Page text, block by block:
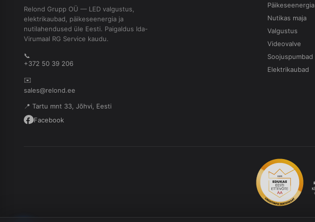
Relond Grupp OÜ — LED valgustus,
elektrikaubad, päikeseenergia ja
nutilahendused üle Eesti. Paigaldus Ida-
Virumaal RG Service kaudu.
📞
+372 50 39 206
✉️
sales@relond.ee
📍 Tartu mnt 33, Jõhvi, Eesti
Facebook
Päikeseenergia
Nutikas maja
Valgustus
Videovalve
Soojuspumbad
Elektrikaubad